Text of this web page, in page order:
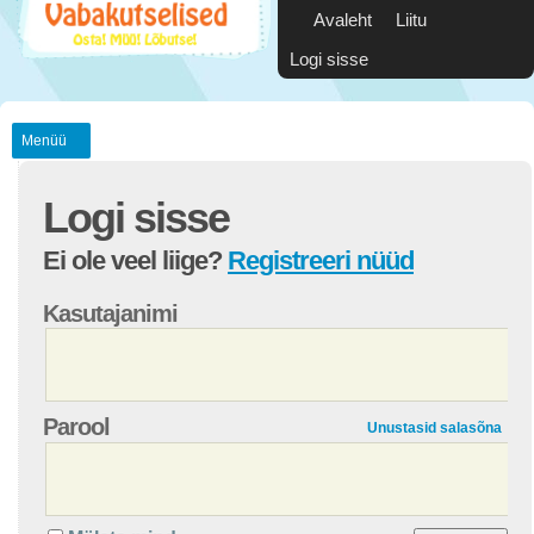
Avaleht
Liitu
Logi sisse
Menüü
Logi sisse
Ei ole veel liige? Registreeri nüüd
Kasutajanimi
Parool Unustasid salasõna